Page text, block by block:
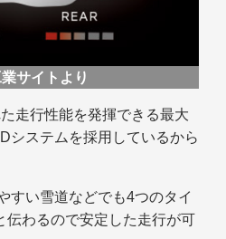
サイトより
走行性能を発揮できる最大
システムを採用しているから
すい雪道などでも4つのタイ
伝わるので安定した走行が可